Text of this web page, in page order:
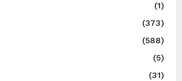
(1)
(373)
(588)
(5)
(31)